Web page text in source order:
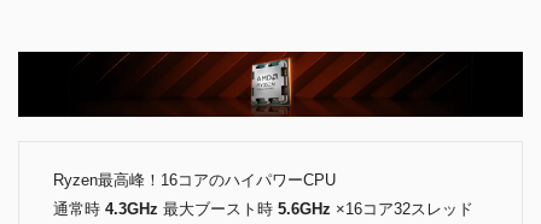
Ryzen最高峰！16コアのハイパワーCPU
通常時 4.3GHz 最大ブースト時 5.6GHz ×16コア32スレッド